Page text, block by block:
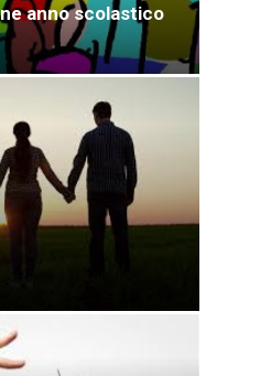
anno scolastico